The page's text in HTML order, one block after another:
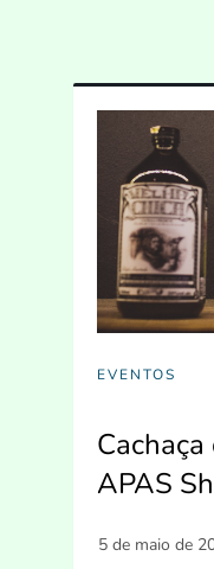
EVENTOS
APAS